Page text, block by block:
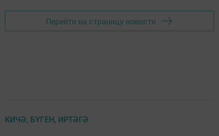
Перейти на страницу новости
КИЧӘ, БҮГЕН, ИРТӘГӘ